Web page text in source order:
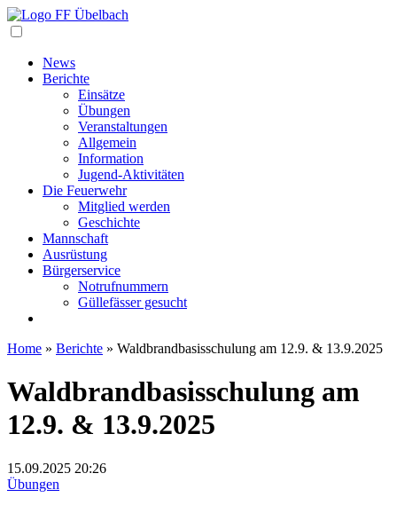
News
Berichte
Einsätze
Übungen
Veranstaltungen
Allgemein
Information
Jugend-Aktivitäten
Die Feuerwehr
Mitglied werden
Geschichte
Mannschaft
Ausrüstung
Bürgerservice
Notrufnummern
Güllefässer gesucht
Home » Berichte » Waldbrandbasisschulung am 12.9. & 13.9.2025
Waldbrandbasisschulung am
12.9. & 13.9.2025
15.09.2025 20:26
Übungen